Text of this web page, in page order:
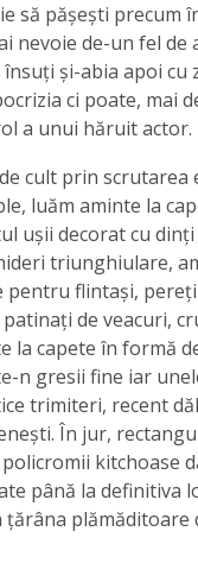
să păşeşti precum
nevoie de-un fel de
şi-abia apoi cu
ci poate, mai
a unui hăruit actor.
cult prin scrutarea
luăm aminte la
uşii decorat cu
triunghiulare,
pentru flintaşi,
de veacuri,
la capete în formă
n gresii fine iar
trimiteri, recent
În jur,
kitchoase
până la definitiva
plămăditoare